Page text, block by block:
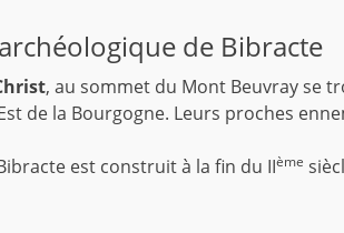
de Bibracte
, au sommet du Mont Beuvray se
de la Bourgogne. Leurs proches
est construit à la fin du IIème